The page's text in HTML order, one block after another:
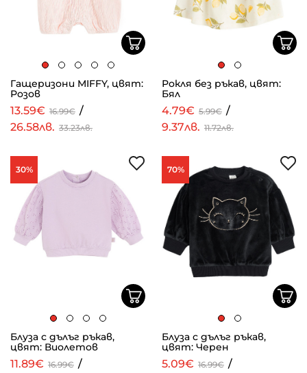
Гащеризони MIFFY, цвят:
Розов
13.59€ 16.99€ /
26.58лв. 33.23лв.
Рокля без ръкав, цвят:
Бял
4.79€ 5.99€ /
9.37лв. 11.72лв.
30%
Блуза с дълъг ръкав,
цвят: Виолетов
11.89€ 16.99€ /
70%
Блуза с дълъг ръкав,
цвят: Черен
5.09€ 16.99€ /